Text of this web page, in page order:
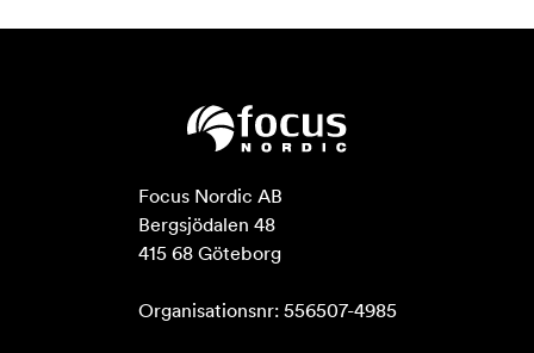
Focus Nordic AB
Bergsjödalen 48
415 68 Göteborg
Organisationsnr: 556507-4985